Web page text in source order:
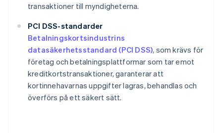
transaktioner till myndigheterna.
PCI DSS-standarder
Betalningskortsindustrins
datasäkerhetsstandard (PCI DSS), som krävs för
företag och betalningsplattformar som tar emot
kreditkortstransaktioner, garanterar att
kortinnehavarnas uppgifter lagras, behandlas och
överförs på ett säkert sätt.